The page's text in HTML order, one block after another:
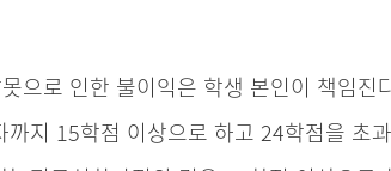
으로 인한 불이익은 학생 본인이 책임진
지 15학점 이상으로 하고 24학점을 초